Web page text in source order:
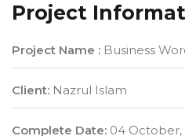
Project
Project Name : Business
Client: Nazrul Islam
Complete Date: 04 October,